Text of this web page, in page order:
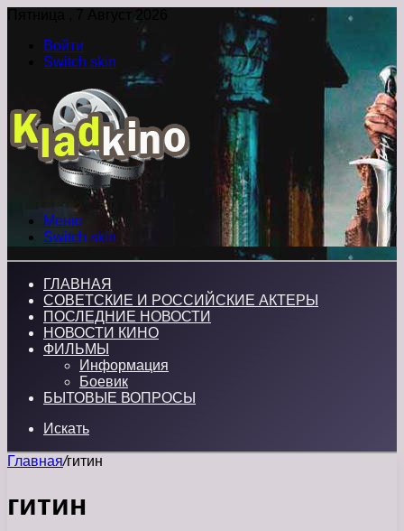
Пятница , 7 Август 2026
Войти
Switch skin
Меню
Switch skin
ГЛАВНАЯ
СОВЕТСКИЕ И РОССИЙСКИЕ АКТЕРЫ
ПОСЛЕДНИЕ НОВОСТИ
НОВОСТИ КИНО
ФИЛЬМЫ
Информация
Боевик
БЫТОВЫЕ ВОПРОСЫ
Искать
Главная/гитин
гитин